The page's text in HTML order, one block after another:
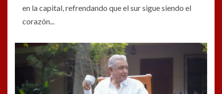
en la capital, refrendando que el sur sigue siendo el
corazón...